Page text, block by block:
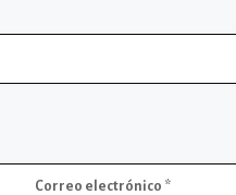
Correo electrónico *